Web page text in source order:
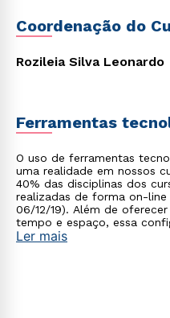
Coordenação do
Rozileia Silva Leonardo
Ferramentas
O uso de ferramentas
uma realidade em nossos
40% das disciplinas dos
realizadas de forma on-line
06/12/19). Além de
tempo e espaço, essa
no processo de construção
Ler mais
WhatsApp